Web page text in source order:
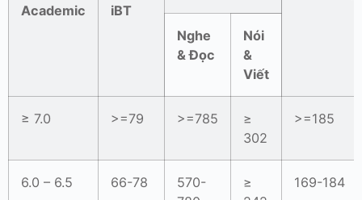
Academic
iBT
Nghe
& Đọc
Nói
&
Viết
≥ 7.0 >=79 >=785
≥
302
>=185
6.0 – 6.5 66-78
570-
≥
169-184